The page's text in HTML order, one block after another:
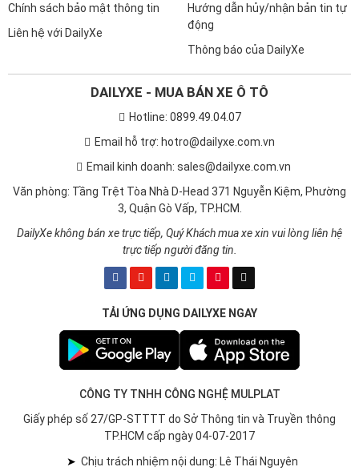
Chính sách bảo mật thông tin
Liên hệ với DailyXe
Hướng dẫn hủy/nhận bản tin tự
động
Thông báo của DailyXe
DAILYXE - MUA BÁN XE Ô TÔ
Hotline: 0899.49.04.07
Email hỗ trợ: hotro@dailyxe.com.vn
Email kinh doanh: sales@dailyxe.com.vn
Văn phòng: Tầng Trệt Tòa Nhà D-Head 371 Nguyễn Kiệm, Phường
3, Quận Gò Vấp, TP.HCM.
DailyXe không bán xe trực tiếp, Quý Khách mua xe xin vui lòng liên hệ
trực tiếp người đăng tin.
TẢI ỨNG DỤNG DAILYXE NGAY
CÔNG TY TNHH CÔNG NGHỆ MULPLAT
Giấy phép số 27/GP-STTTT do Sở Thông tin và Truyền thông
TP.HCM cấp ngày 04-07-2017
➤ Chịu trách nhiệm nội dung: Lê Thái Nguyên